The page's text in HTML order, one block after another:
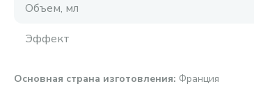
Объем, мл
Эффект
Основная страна изготовления: Франция